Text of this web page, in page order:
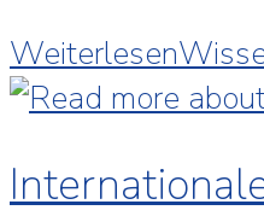
Weiterlesen